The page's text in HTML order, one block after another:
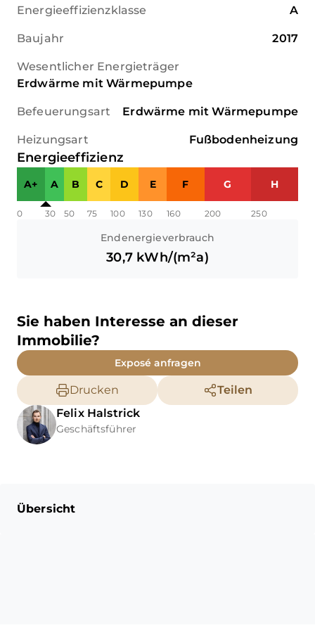
Energieeffizienzklasse A
Baujahr 2017
Wesentlicher Energieträger
Erdwärme mit Wärmepumpe
Befeuerungsart Erdwärme mit Wärmepumpe
Heizungsart Fußbodenheizung
Energieeffizienz
A+ A B C D E F G H
0 30 50 75 100 130 160 200 250
Endenergieverbrauch
30,7 kWh/(m²a)
Sie haben Interesse an dieser
Immobilie?
Exposé anfragen
Drucken
Teilen
Felix Halstrick
Geschäftsführer
Übersicht